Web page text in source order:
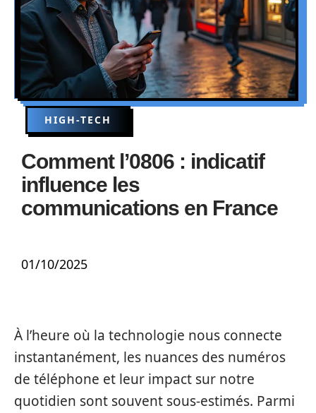
HIGH-TECH
Comment l’0806 : indicatif
influence les
communications en France
01/10/2025
À l’heure où la technologie nous connecte
instantanément, les nuances des numéros
de téléphone et leur impact sur notre
quotidien sont souvent sous-estimés. Parmi